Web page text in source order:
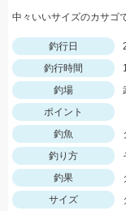
中々いいサイズのカサゴ
釣行日
釣行時間
釣場
ポイント
釣魚
釣り方
釣果
サイズ